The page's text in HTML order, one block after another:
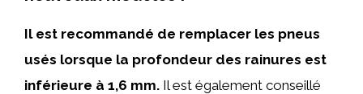
Il est recommandé de remplacer les pneus
usés lorsque la profondeur des rainures est
inférieure à 1,6 mm. Il est également conseillé